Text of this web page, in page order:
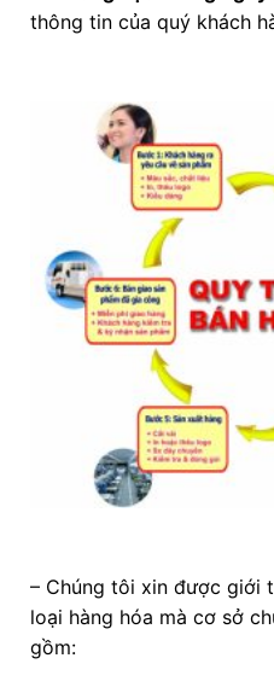
thông tin của quý khách
– Chúng tôi xin được giới
loại hàng hóa mà cơ sở
gồm: